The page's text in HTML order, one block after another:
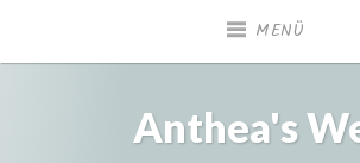
MENÜ
Anthea's